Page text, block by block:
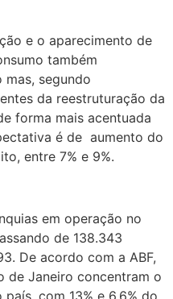
e o aparecimento de
também
segundo
da reestruturação da
forma mais acentuada
é de aumento do
entre 7% e 9%.
em operação no
de 138.343
De acordo com a ABF,
de Janeiro concentram o
com 13% e 6,6% do